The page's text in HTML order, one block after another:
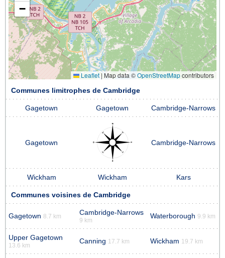
−
Leaflet | Map data ©OpenStreetMapcontributors
Communes limitrophes de Cambridge
Gagetown Gagetown Cambridge-Narrows
Gagetown Cambridge-Narrows
Wickham Wickham Kars
Communes voisines de Cambridge
Gagetown 8.7 km Cambridge-Narrows
9 km
Waterborough 9.9 km
Upper Gagetown
13.6 km
Canning 17.7 km Wickham 19.7 km